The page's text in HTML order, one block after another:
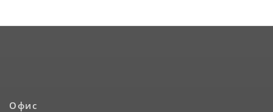
Офис